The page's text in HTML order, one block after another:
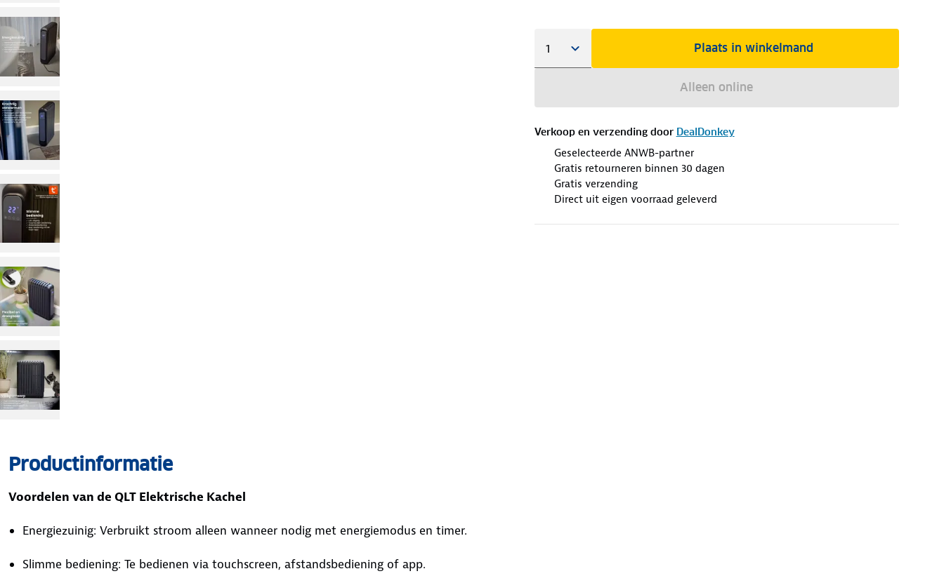
Plaats in winkelmand
Alleen online
Verkoop en verzending door DealDonkey
Geselecteerde ANWB-partner
Gratis retourneren binnen 30 dagen
Gratis verzending
Direct uit eigen voorraad geleverd
Productinformatie
Voordelen van de QLT Elektrische Kachel
Energiezuinig: Verbruikt stroom alleen wanneer nodig met energiemodus en timer.
Slimme bediening: Te bedienen via touchscreen, afstandsbediening of app.